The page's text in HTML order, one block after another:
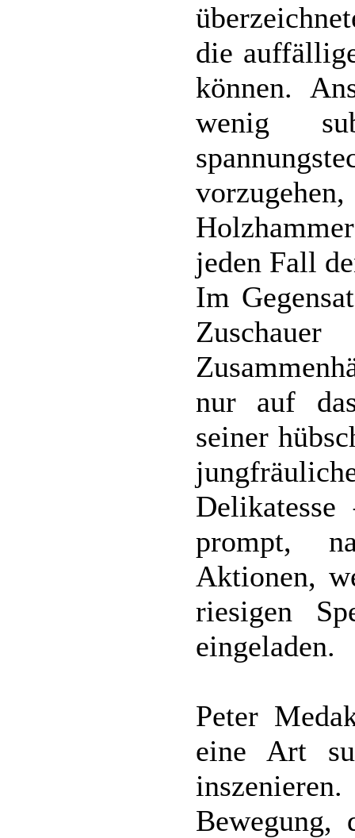
die
können.
wenig
jeden Fall
Im
nur auf
seiner
prompt,
Aktionen,
riesigen
eingeladen.
Peter
eine Art
Bewegung,